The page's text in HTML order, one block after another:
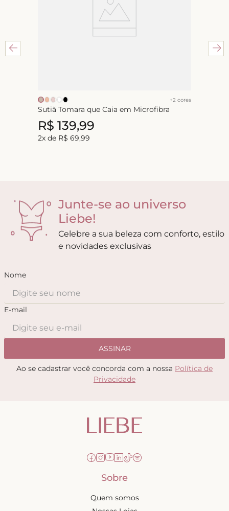
+2 cores
Sutiã Tomara que Caia em Microfibra
R$ 139,99
2x de R$ 69,99
Junte-se ao universo
Liebe!
Celebre a sua beleza com conforto, estilo
e novidades exclusivas
Nome
E-mail
ASSINAR
Ao se cadastrar você concorda com a nossa Política de
Privacidade
Sobre
Quem somos